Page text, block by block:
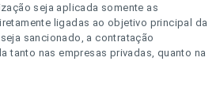
seja aplicada somente as
ligadas ao objetivo principal da
sancionado, a contratação
tanto nas empresas privadas, quanto na